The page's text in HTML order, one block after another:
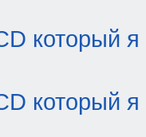
который я
который я